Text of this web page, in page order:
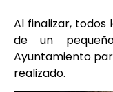
Al finalizar,
de un
Ayuntamiento
realizado.